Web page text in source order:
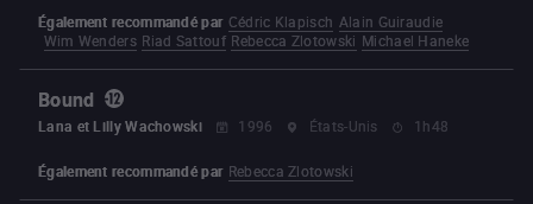
Également recommandé par Cédric Klapisch Alain Guiraudie
Wim Wenders Riad Sattouf Rebecca Zlotowski Michael Haneke
Bound
Lana et Lilly Wachowski 1996 États-Unis 1h48
Également recommandé par Rebecca Zlotowski